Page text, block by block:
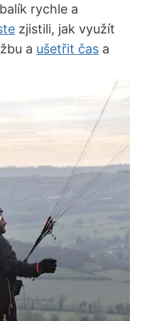
rychle a
zjistili, jak využít
a ušetřit čas a